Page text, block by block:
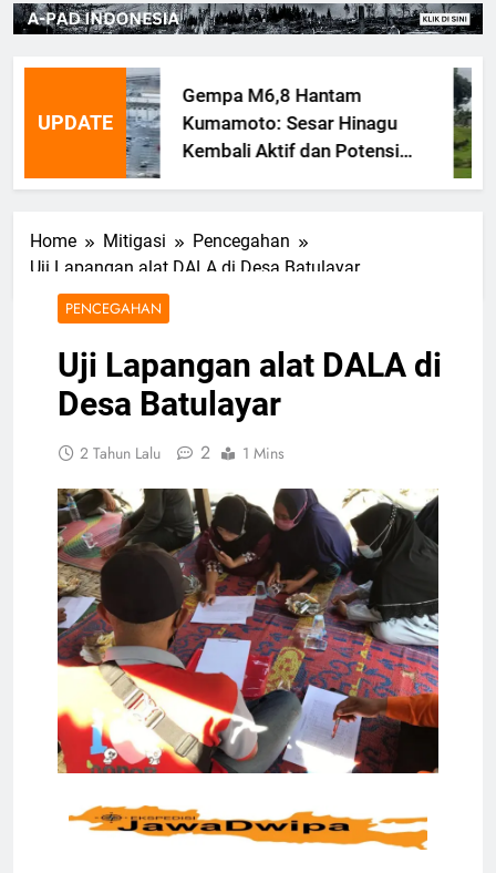
UPDATE
Gempa M6,8 Hantam
Kumamoto: Sesar Hinagu
Kembali Aktif dan Potensi
Home Mitigasi
Pencegahan
Uji Lapangan alat DALA di Desa Batulayar
PENCEGAHAN
Uji Lapangan alat DALA di
Desa Batulayar
2 Tahun Lalu 2 1 Mins